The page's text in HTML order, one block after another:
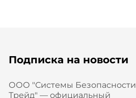
Подписка на новости
ООО "Системы Безопасности
Трейд" — официальный